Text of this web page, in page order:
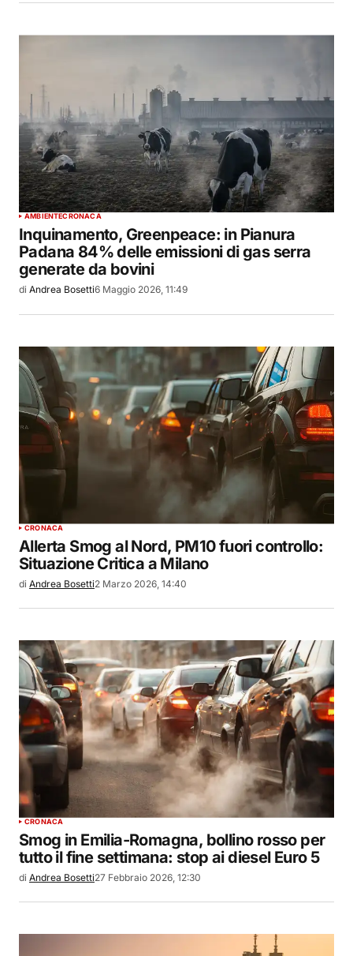
AMBIENTECRONACA
Inquinamento, Greenpeace: in Pianura
Padana 84% delle emissioni di gas serra
generate da bovini
di Andrea Bosetti6 Maggio 2026, 11:49
CRONACA
Allerta Smog al Nord, PM10 fuori controllo:
Situazione Critica a Milano
di Andrea Bosetti2 Marzo 2026, 14:40
CRONACA
Smog in Emilia-Romagna, bollino rosso per
tutto il fine settimana: stop ai diesel Euro 5
di Andrea Bosetti27 Febbraio 2026, 12:30